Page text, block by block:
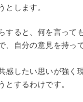
とします。
すると、何を言って
、自分の意見を持っ
感したい思いが強く
とするわけです。